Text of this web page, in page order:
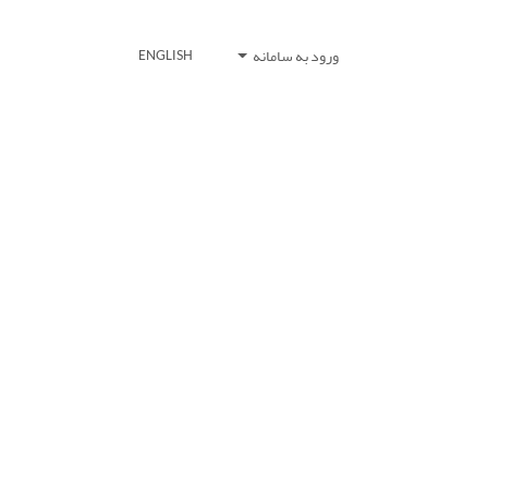
ورود به سامانه ENGLISH